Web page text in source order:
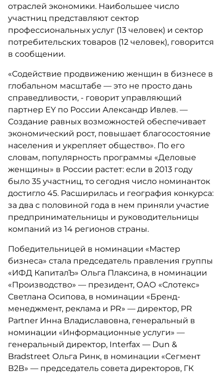
отраслей экономики. Наибольшее число
участниц представляют сектор
профессиональных услуг (13 человек) и сектор
потребительских товаров (12 человек), говорится
в сообщении.
«Содействие продвижению женщин в бизнесе в
глобальном масштабе — это не просто дань
справедливости, - говорит управляющий
партнер EY по России Александр Ивлев. —
Создание равных возможностей обеспечивает
экономический рост, повышает благосостояние
населения и укрепляет общество». По его
словам, популярность программы «Деловые
женщины» в России растет: если в 2013 году
было 35 участниц, то сегодня число номинанток
достигло 45. Расширилась и география конкурса:
за два с половиной года в нем приняли участие
предпринимательницы и руководительницы
компаний из 14 регионов страны.
Победительницей в номинации «Мастер
бизнеса» стала председатель правления группы
«ИФД КапиталЪ» Ольга Плаксина, в номинации
«Производство» — президент, ОАО «Слотекс»
Светлана Осипова, в номинации «Бренд-
менеджмент, реклама и PR» — директор, PR
Partner Инна Владиславовна, генеральный в
номинации «Информационные услуги» —
генеральный директор, Interfax — Dun &
Bradstreet Ольга Ринк, в номинации «Сегмент
В2В» — председатель совета директоров, ГК